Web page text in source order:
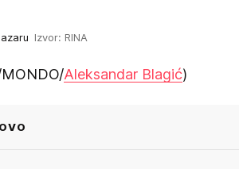
Izvor: RINA
Aleksandar Blagić)